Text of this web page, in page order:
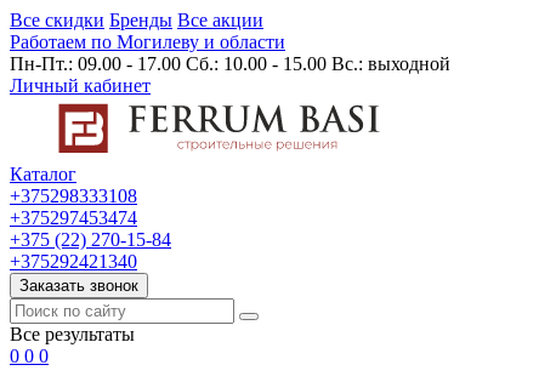
Все скидки Бренды Все акции
Работаем по Могилеву и области
Пн-Пт.: 09.00 - 17.00 Сб.: 10.00 - 15.00 Вс.: выходной
Личный кабинет
Каталог
+375298333108
+375297453474
+375 (22) 270-15-84
+375292421340
Заказать звонок
Все результаты
0 0 0